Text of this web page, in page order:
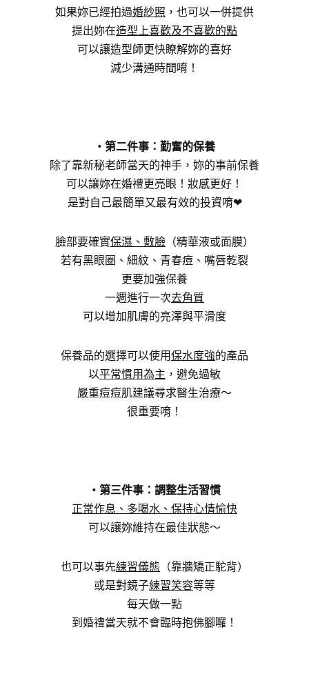
如果妳已經拍過婚紗照 ，也可以一併提供
提出妳在造型上喜歡及不喜歡的點
可以讓造型師更快瞭解妳的喜好
減少溝通時間唷！
・第二件事：勤奮的保養
除了靠新秘老師當天的神手，妳的事前保養
可以讓妳在婚禮更亮眼！妝感更好！
是對自己最簡單又最有效的投資唷❤
臉部要確實保濕、敷臉 （精華液或面膜）
若有黑眼圈、細紋、青春痘、嘴唇乾裂
更要加強保養
一週進行一次去角質
可以增加肌膚的亮澤與平滑度
保養品的選擇可以使用保水度強的產品
以平常慣用為主 ，避免過敏
嚴重痘痘肌建議尋求醫生治療～
很重要唷！
・第三件事：調整生活習慣
正常作息、多喝水、保持心情愉快
可以讓妳維持在最佳狀態～
也可以事先練習儀態 （靠牆矯正駝背）
或是對鏡子練習笑容等等
每天做一點
到婚禮當天就不會臨時抱佛腳囉！